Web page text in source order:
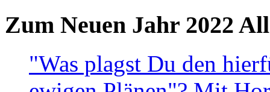
Zum Neuen Jahr 2022
"Was plagst Du den